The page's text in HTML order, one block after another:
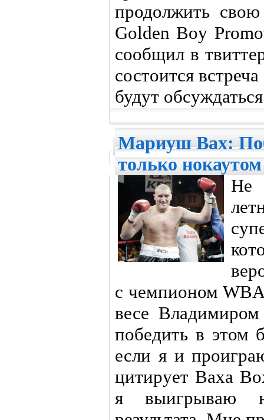
продолжить
Golden Boy
сообщил в
состоится
будут
Мариуш Вах:
только нокаутом
Не
с чемпионом
весе
победить в этом
если я и
цитирует Ваха
я выигрываю